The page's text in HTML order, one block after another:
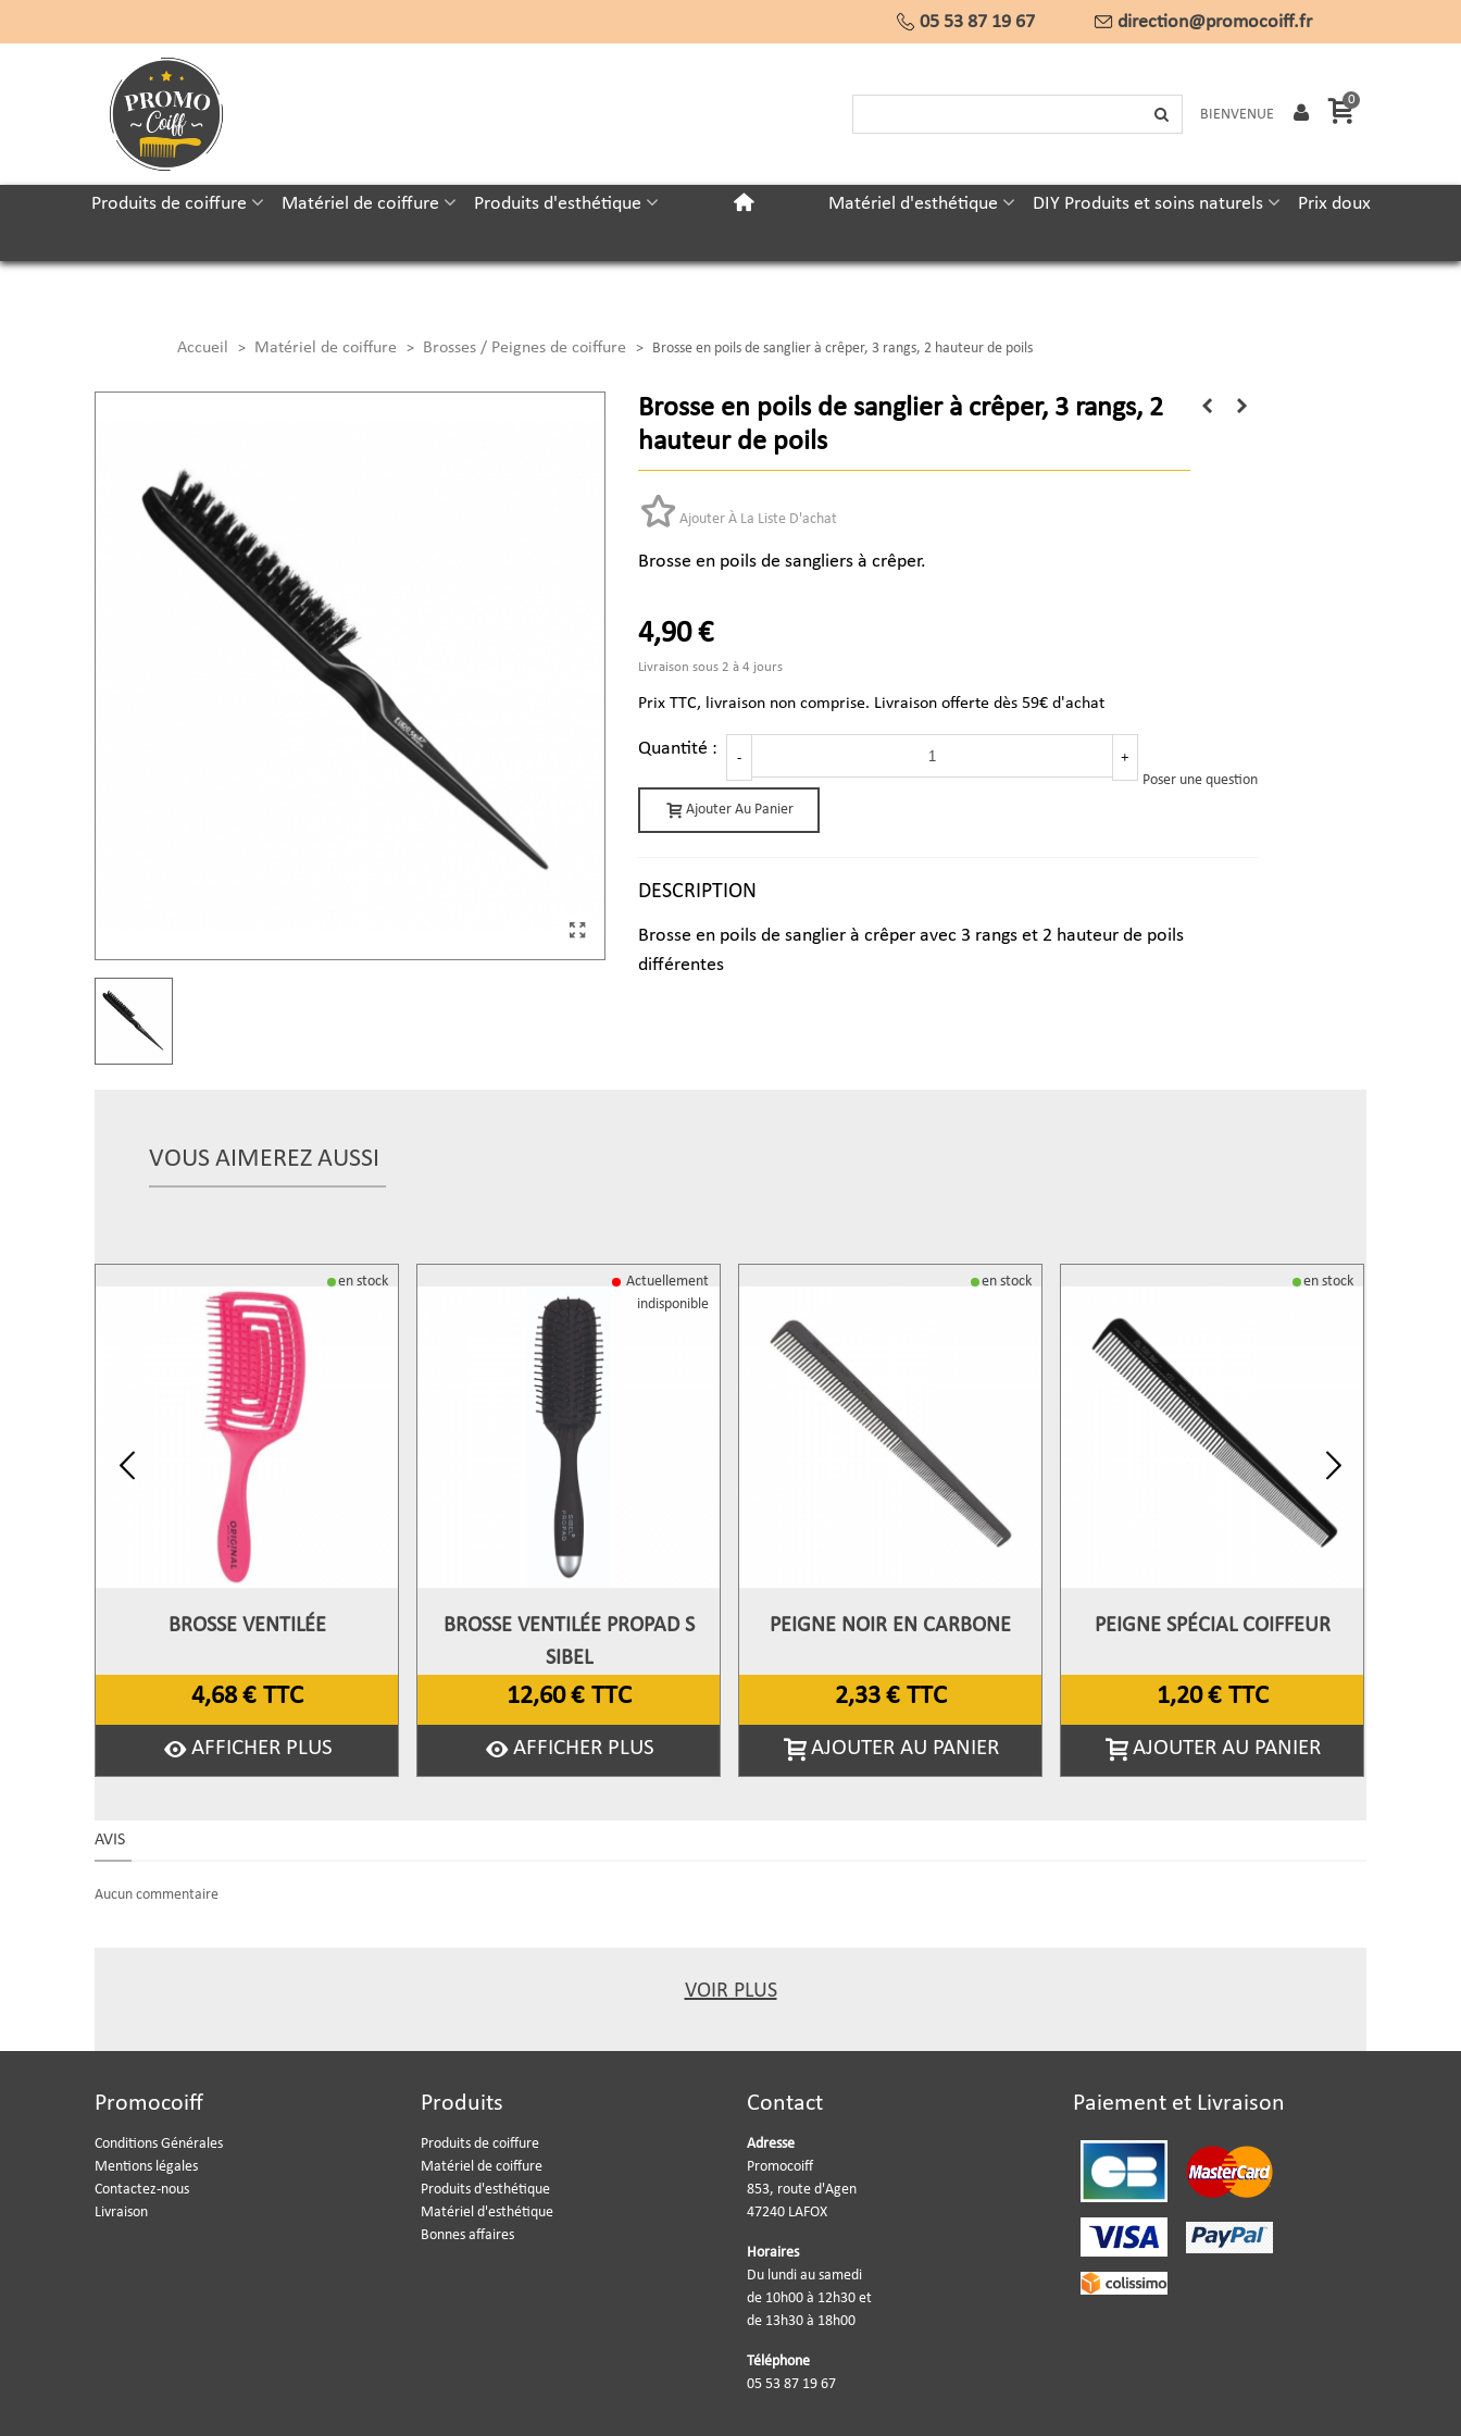
05 53 87 19 67 direction@promocoiff.fr
BIENVENUE
0
Produits de coiffure Matériel de coiffure Produits d'esthétique Matériel d'esthétique DIY Produits et soins naturels Prix doux
Accueil > Matériel de coiffure > Brosses / Peignes de coiffure > Brosse en poils de sanglier à crêper, 3 rangs, 2 hauteur de poils
Brosse en poils de sanglier à crêper, 3 rangs, 2
hauteur de poils
Ajouter À La Liste D'achat
Brosse en poils de sangliers à crêper.
4,90 €
Livraison sous 2 à 4 jours
Prix TTC, livraison non comprise. Livraison offerte dès 59€ d'achat
Quantité : - +
Ajouter Au Panier
Poser une question
DESCRIPTION
Brosse en poils de sanglier à crêper avec 3 rangs et 2 hauteur de poils
différentes
VOUS AIMEREZ AUSSI
en stock
Afficher Plus
BROSSE VENTILÉE
4,68 € TTC
AFFICHER PLUS
Actuellement
indisponible
Afficher Plus
BROSSE VENTILÉE PROPAD S
SIBEL
12,60 € TTC
AFFICHER PLUS
en stock
Afficher Plus
PEIGNE NOIR EN CARBONE
2,33 € TTC
AJOUTER AU PANIER
en stock
Afficher Plus
PEIGNE SPÉCIAL COIFFEUR
1,20 € TTC
AJOUTER AU PANIER
AVIS
Aucun commentaire
VOIR PLUS
Promocoiff
Conditions Générales
Mentions légales
Contactez-nous
Livraison
Produits
Produits de coiffure
Matériel de coiffure
Produits d'esthétique
Matériel d'esthétique
Bonnes affaires
Contact
Adresse
Promocoiff
853, route d'Agen
47240 LAFOX
Horaires
Du lundi au samedi
de 10h00 à 12h30 et
de 13h30 à 18h00
Téléphone
05 53 87 19 67
Paiement et Livraison